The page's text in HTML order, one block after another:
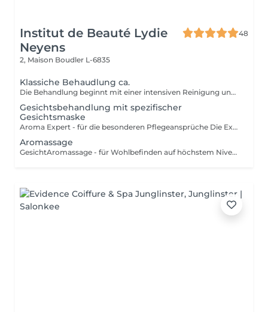
Institut de Beauté Lydie
Neyens
48
2, Maison Boudler L-6835
Klassiche Behaudlung ca.
Die Behandlung beginnt mit einer intensiven Reinigung und einem Gesichtswasser das Ihre Haut neutralisiert und beruhigt. Make-Up und Umwelteinflüsse werden sanft entfernt. Bei der anschließenden Behandlung werden ausschließlich auf die Bedürfnisse Ihrer Haut abgestimmte Produkte verwendet. Mit einem Peeling werden die oberste Zelllagen der Haut abgetragen und die Poren werden geöffnet. Unreinheiten der Haut werden professionell und sanft entfernt. Nach der Tiefenausreinigung freut sich die Haut auf eine entspannende Massage bei der Sie die Augen schließen dürfen und einfach nur genießen können. Eine wirkstoffreiche Maske rundet alles ab. Mit einer Pflegenden Creme wird die Behandlung abgeschlossen und Sie können entspannt in Ihren weiteren Tag starten. Diese Behandlung ist für alle Hauttypen geeignet.
Gesichtsbehandlung mit spezifischer
Gesichtsmaske
Aroma Expert - für die besonderen Pflegeansprüche Die Expert-Behandlungen sind die exklusivsten Decleor Behandlungen für höchste Pflegeansprüche. Neben den Ihrem Hauttyp entsprechenden Aromessencen und Baumes werden die konzentrierten Spezialmasken, die kurz vor dem Auftragen verrührt werden, in das Behandlungsritual integriert. - Maske Hydra Force für feuchtigkeitsarme Haut - Maske Aroma Lisse für sehr müde Haut - Maske Mate and Pure für Misch- und ölige Haut - Maske Harmonie Douceur Expert für empfindliche Haut Elemente der Aroma Expert Behandlung: Reinigungsritual (Reinigung, Intensivreinigung, mildes Peeling), Tiefenausreinigung und Massage für Gesicht, Hals und Dekolleté,Tagespflege. Diese Behandlung ist für alle Hauttypen geeignet.
Aromassage
GesichtAromassage - für Wohlbefinden auf höchstem Niveau Dies ist eine sanfte Massagebehandlung für alle, die Stressabbau, Beruhigung und Entspannung suchen, für entspannte Gesichtszüge und einen leuchtenden Teint. Genießen Sie die wohltuende Kraft Ätherischer Öle. Elemente der Aromassage Behandlung: Reinigungsritual (Reinigung, Intensivreinigung, mildes Peeling), Massage für Gesicht, Hals und Dekolleté, Maske, Tagespflege. Diese Behandlung ist für alle Hauttypen geeignet.